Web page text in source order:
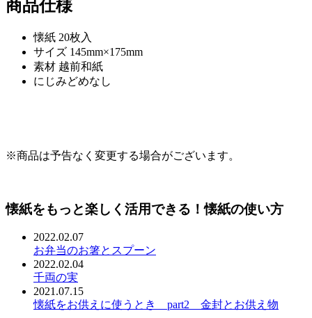
商品仕様
懐紙 20枚入
サイズ 145mm×175mm
素材 越前和紙
にじみどめなし
※商品は予告なく変更する場合がございます。
懐紙をもっと楽しく活用できる！懐紙の使い方
2022.02.07
お弁当のお箸とスプーン
2022.02.04
千両の実
2021.07.15
懐紙をお供えに使うとき part2 金封とお供え物